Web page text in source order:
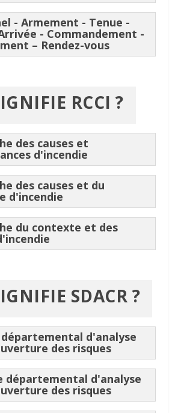
- Armement - Tenue -
- Commandement -
– Rendez-vous
RCCI ?
des causes et
d'incendie
des causes et du
d'incendie
du contexte et des
incendie
SDACR ?
départemental d'analyse
des risques
départemental d'analyse
des risques